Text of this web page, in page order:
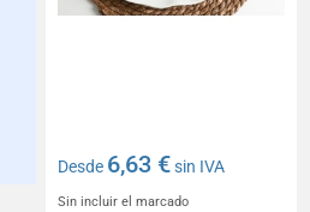
Desde 6,63 €sin IVA
Sin incluir el marcado